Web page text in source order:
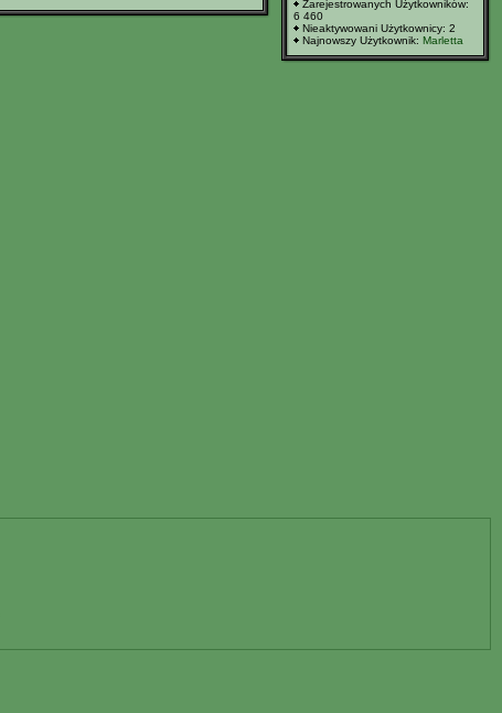
Zarejestrowanych Użytkowników:
6 460
Nieaktywowani Użytkownicy: 2
Najnowszy Użytkownik: Marletta